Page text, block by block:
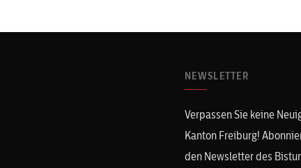
NEWSLETTER
Verpassen Sie keine
Kanton Freiburg!
den Newsletter des